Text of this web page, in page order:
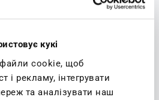
кукі
cookie, щоб
і рекламу, інтегрувати
та аналізувати наш
PASSWORD